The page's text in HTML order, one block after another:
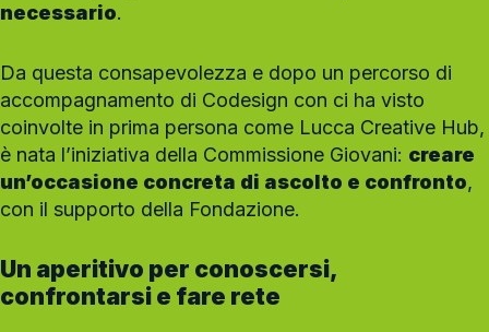
necessario.
Da questa consapevolezza e dopo un percorso di
accompagnamento di Codesign con ci ha visto
coinvolte in prima persona come Lucca Creative Hub,
è nata l’iniziativa della Commissione Giovani: creare
un’occasione concreta di ascolto e confronto,
con il supporto della Fondazione.
Un aperitivo per conoscersi,
confrontarsi e fare rete